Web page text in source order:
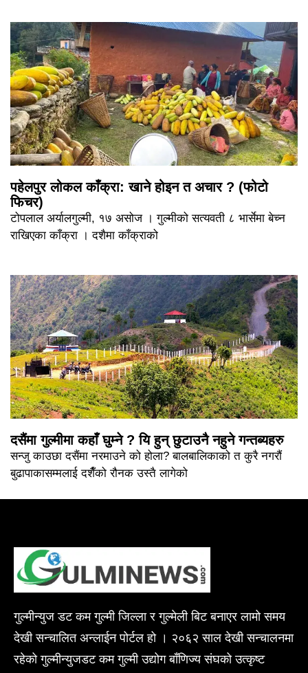
पहेलपुर लोकल काँक्रा: खाने होइन त अचार ? (फोटो
फिचर)
टोपलाल अर्यालगुल्मी, १७ असोज । गुल्मीको सत्यवती ८ भार्सेमा बेच्न
राखिएका काँक्रा । दशैमा काँक्राको
दसैंमा गुल्मीमा कहाँ घुम्ने ? यि हुन् छुटाउनै नहुने गन्तब्यहरु
सन्जु काउछा दसैंमा नरमाउने को होला? बालबालिकाको त कुरै नगरौं
बुढापाकासम्मलाई दशैँको रौनक उस्तै लागेको
गुल्मीन्युज डट कम गुल्मी जिल्ला र गुल्मेली बिट बनाएर लामो समय
देखी सन्चालित अन्लाईन पोर्टल हो । २०६२ साल देखी सन्चालनमा
रहेको गुल्मीन्युजडट कम गुल्मी उद्योग बाँणिज्य संघको उत्कृष्ट